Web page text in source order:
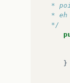
*
* eh
   */
}